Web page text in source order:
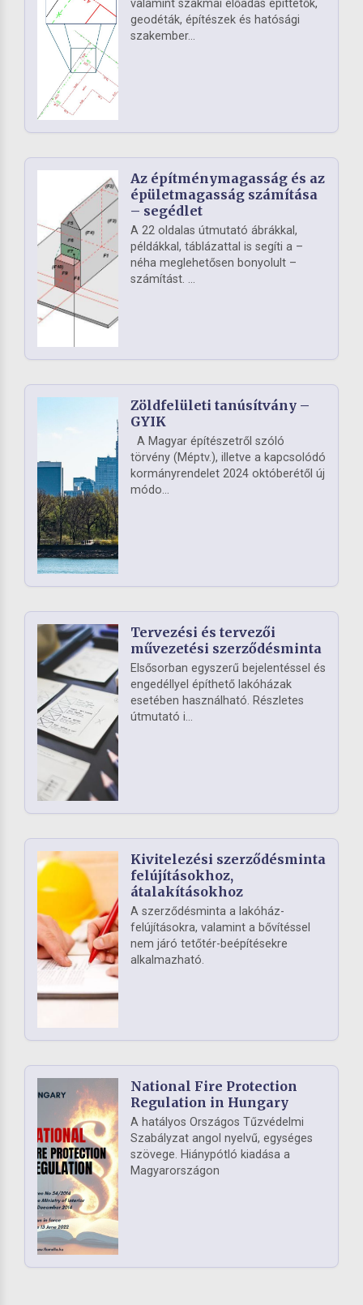
valamint szakmai előadás építtetők,
geodéták, építészek és hatósági
szakember...
Az építménymagasság és az
épületmagasság számítása
– segédlet
A 22 oldalas útmutató ábrákkal,
példákkal, táblázattal is segíti a –
néha meglehetősen bonyolult –
számítást. ...
Zöldfelületi tanúsítvány –
GYIK
A Magyar építészetről szóló
törvény (Méptv.), illetve a kapcsolódó
kormányrendelet 2024 októberétől új
módo...
Tervezési és tervezői
művezetési szerződésminta
Elsősorban egyszerű bejelentéssel és
engedéllyel építhető lakóházak
esetében használható. Részletes
útmutató i...
Kivitelezési szerződésminta
felújításokhoz,
átalakításokhoz
A szerződésminta a lakóház-
felújításokra, valamint a bővítéssel
nem járó tetőtér-beépítésekre
alkalmazható.
National Fire Protection
Regulation in Hungary
A hatályos Országos Tűzvédelmi
Szabályzat angol nyelvű, egységes
szövege. Hiánypótló kiadása a
Magyarországon